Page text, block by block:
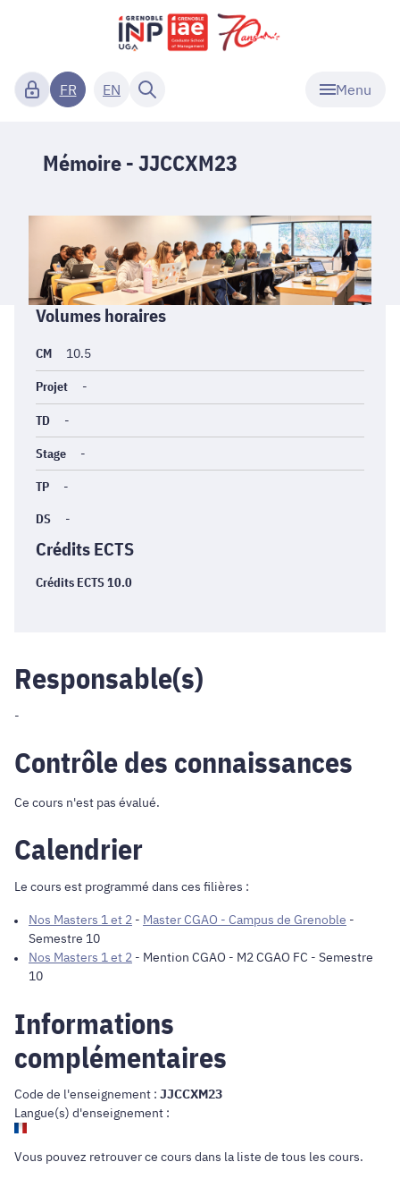
Menu
FR EN
Mémoire - JJCCXM23
Informations
générales
Volumes horaires
CM 10.5
Projet -
TD -
Stage -
TP -
DS -
Crédits ECTS
Crédits ECTS 10.0
Responsable(s)
-
Contrôle des connaissances
Ce cours n'est pas évalué.
Calendrier
Le cours est programmé dans ces filières :
Nos Masters 1 et 2 - Master CGAO - Campus de Grenoble -
Semestre 10
Nos Masters 1 et 2 - Mention CGAO - M2 CGAO FC - Semestre
10
Informations
complémentaires
Code de l'enseignement : JJCCXM23
Langue(s) d'enseignement :
Vous pouvez retrouver ce cours dans la liste de tous les cours.